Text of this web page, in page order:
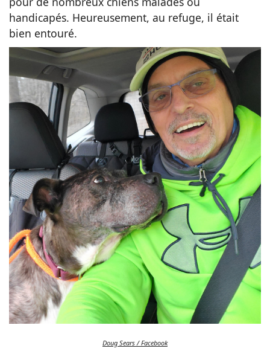
handicapés. Heureusement, au refuge, il était
bien entouré.
Doug Sears / Facebook